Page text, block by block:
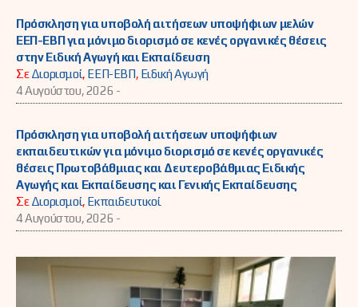
Πρόσκληση για υποβολή αιτήσεων υποψήφιων μελών
ΕΕΠ-ΕΒΠ για μόνιμο διορισμό σε κενές οργανικές θέσεις
στην Ειδική Αγωγή και Εκπαίδευση
ΣεΔιορισμοί, ΕΕΠ-ΕΒΠ, Ειδική Αγωγή
4 Αυγούστου, 2026 -
Πρόσκληση για υποβολή αιτήσεων υποψήφιων
εκπαιδευτικών για μόνιμο διορισμό σε κενές οργανικές
θέσεις Πρωτοβάθμιας και Δευτεροβάθμιας Ειδικής
Αγωγής και Εκπαίδευσης και Γενικής Εκπαίδευσης
ΣεΔιορισμοί, Εκπαιδευτικοί
4 Αυγούστου, 2026 -